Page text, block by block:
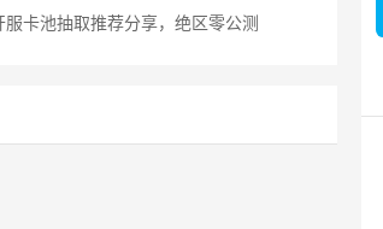
卡池抽取推荐分享，绝区零公测